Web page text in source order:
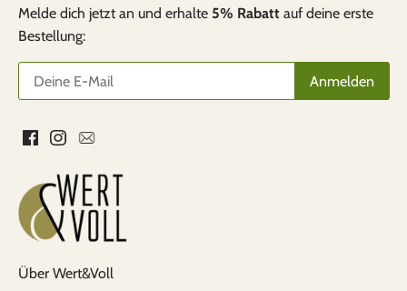
Melde dich jetzt an und erhalte 5% Rabatt auf deine erste
Bestellung:
Über Wert&Voll